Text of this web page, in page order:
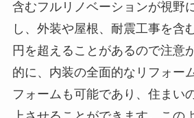
含むフルリノベーションが視野
し、外装や屋根、耐震工事を含
円を超えることがあるので注意
的に、内装の全面的なリフォー
フォームも可能であり、住まい